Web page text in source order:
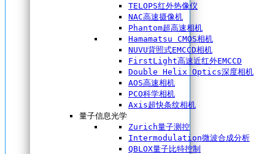
TELOPS红外热像仪
NAC高速摄像机
Phantom超高速相机
Hamamatsu CMOS相机
NUVU背照式EMCCD相机
FirstLight高速近红外EMCCD
Double Helix Optics深度相机
AOS高速相机
PCO科学相机
Axis超快条纹相机
量子信息光学
Zurich量子测控
Intermodulation微波合成分析
QBLOX量子比特控制